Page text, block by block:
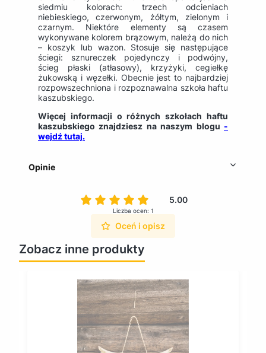
siedmiu kolorach: trzech odcieniach
niebieskiego, czerwonym, żółtym, zielonym i
czarnym. Niektóre elementy są czasem
wykonywane kolorem brązowym, należą do nich
– koszyk lub wazon. Stosuje się następujące
ściegi: sznureczek pojedynczy i podwójny,
ścieg płaski (atłasowy), krzyżyki, cegiełkę
żukowską i węzełki. Obecnie jest to najbardziej
rozpowszechniona i rozpoznawalna szkoła haftu
kaszubskiego.
Więcej informacji o różnych szkołach haftu
kaszubskiego znajdziesz na naszym blogu -
wejdź tutaj.
Opinie
5.00
Liczba ocen: 1
Oceń i opisz
Zobacz inne produkty